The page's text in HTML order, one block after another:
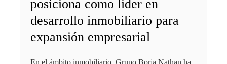
posiciona como líder en
desarrollo inmobiliario para
expansión empresarial
En el ámbito inmobiliario, Grupo Borja Nathan ha